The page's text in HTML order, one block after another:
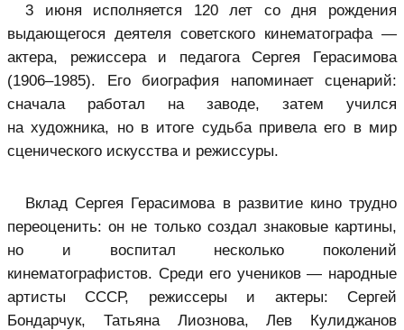
3 июня исполняется 120 лет со дня рождения
выдающегося деятеля советского кинематографа —
актера, режиссера и педагога Сергея Герасимова
(1906–1985). Его биография напоминает сценарий:
сначала работал на заводе, затем учился
на художника, но в итоге судьба привела его в мир
сценического искусства и режиссуры.
Вклад Сергея Герасимова в развитие кино трудно
переоценить: он не только создал знаковые картины,
но и воспитал несколько поколений
кинематографистов. Среди его учеников — народные
артисты СССР, режиссеры и актеры: Сергей
Бондарчук, Татьяна Лиознова, Лев Кулиджанов